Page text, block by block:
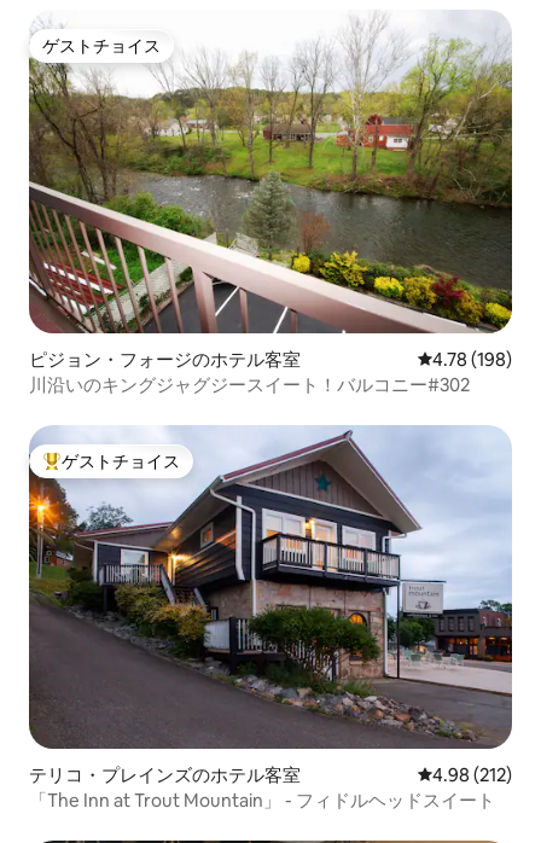
ゲストチョイス
ゲストチョイス
ピジョン・フォージのホテル客室 レビュー198
4.78 (198)
川沿いのキングジャグジースイート！バルコニー#302
大好評のゲストチョイスです。
ゲストチョイス
テリコ・プレインズのホテル客室 レビュー212
4.98 (212)
「The Inn at Trout Mountain」 - フィドルヘッドスイート